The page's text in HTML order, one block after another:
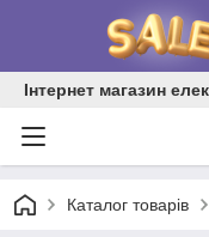
Інтернет магазин
Каталог товарів